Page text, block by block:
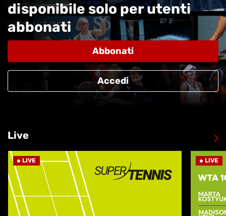
disponibile solo per utenti
abbonati
Abbonati
Accedi
Live
LIVE LIVE